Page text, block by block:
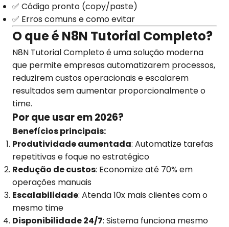
✅ Código pronto (copy/paste)
✅ Erros comuns e como evitar
O que é N8N Tutorial Completo?
N8N Tutorial Completo é uma solução moderna
que permite empresas automatizarem processos,
reduzirem custos operacionais e escalarem
resultados sem aumentar proporcionalmente o
time.
Por que usar em 2026?
Benefícios principais:
Produtividade aumentada: Automatize tarefas
repetitivas e foque no estratégico
Redução de custos: Economize até 70% em
operações manuais
Escalabilidade: Atenda 10x mais clientes com o
mesmo time
Disponibilidade 24/7: Sistema funciona mesmo